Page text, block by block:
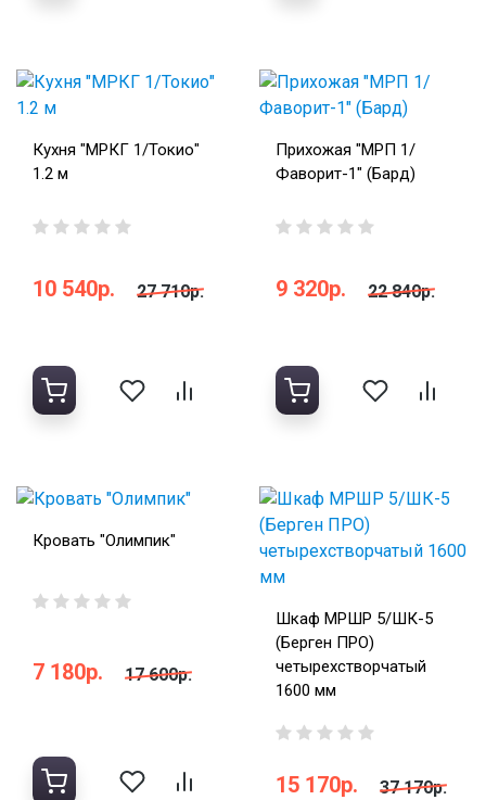
Кухня "МРКГ 1/Токио"
1.2 м
10 540р. 27 710р.
Прихожая "МРП 1/
Фаворит-1" (Бард)
9 320р. 22 840р.
Кровать "Олимпик"
7 180р. 17 600р.
Шкаф МРШР 5/ШК-5
(Берген ПРО)
четырехстворчатый
1600 мм
15 170р. 37 170р.